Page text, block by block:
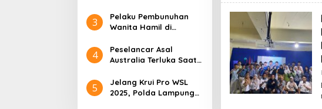
Masyarakat
Pembangunan di
Provinsi Lampung
3
Pelaku Pembunuhan
Wanita Hamil di
Ditangkap, Ternyata
Calon Suaminya Sendiri
4
Peselancar Asal
Australia Terluka Saat
Tim Dokkes Polri Sigap
Berikan Penanganan
5
Jelang Krui Pro WSL
2025, Polda Lampung